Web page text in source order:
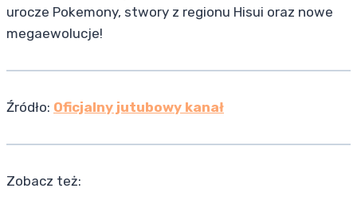
urocze Pokemony, stwory z regionu Hisui oraz nowe
megaewolucje!
Źródło: Oficjalny jutubowy kanał
Zobacz też: